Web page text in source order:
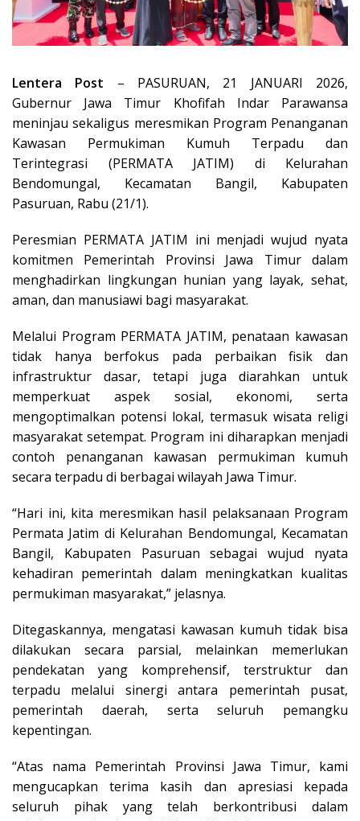
Lentera Post – PASURUAN, 21 JANUARI 2026,
Gubernur Jawa Timur Khofifah Indar Parawansa
meninjau sekaligus meresmikan Program Penanganan
Kawasan Permukiman Kumuh Terpadu dan
Terintegrasi (PERMATA JATIM) di Kelurahan
Bendomungal, Kecamatan Bangil, Kabupaten
Pasuruan, Rabu (21/1).
Peresmian PERMATA JATIM ini menjadi wujud nyata
komitmen Pemerintah Provinsi Jawa Timur dalam
menghadirkan lingkungan hunian yang layak, sehat,
aman, dan manusiawi bagi masyarakat.
Melalui Program PERMATA JATIM, penataan kawasan
tidak hanya berfokus pada perbaikan fisik dan
infrastruktur dasar, tetapi juga diarahkan untuk
memperkuat aspek sosial, ekonomi, serta
mengoptimalkan potensi lokal, termasuk wisata religi
masyarakat setempat. Program ini diharapkan menjadi
contoh penanganan kawasan permukiman kumuh
secara terpadu di berbagai wilayah Jawa Timur.
“Hari ini, kita meresmikan hasil pelaksanaan Program
Permata Jatim di Kelurahan Bendomungal, Kecamatan
Bangil, Kabupaten Pasuruan sebagai wujud nyata
kehadiran pemerintah dalam meningkatkan kualitas
permukiman masyarakat,” jelasnya.
Ditegaskannya, mengatasi kawasan kumuh tidak bisa
dilakukan secara parsial, melainkan memerlukan
pendekatan yang komprehensif, terstruktur dan
terpadu melalui sinergi antara pemerintah pusat,
pemerintah daerah, serta seluruh pemangku
kepentingan.
“Atas nama Pemerintah Provinsi Jawa Timur, kami
mengucapkan terima kasih dan apresiasi kepada
seluruh pihak yang telah berkontribusi dalam